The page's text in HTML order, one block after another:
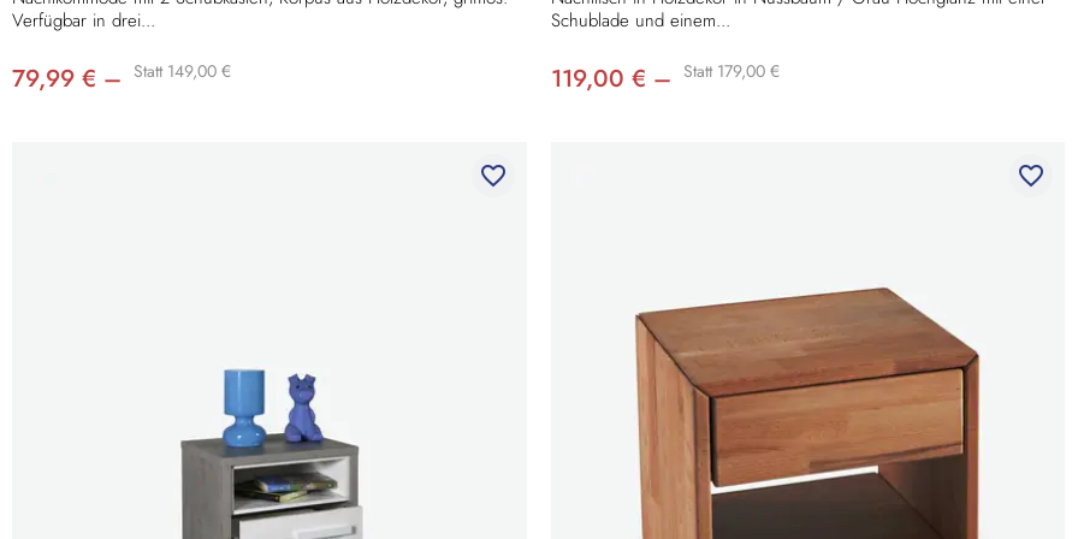
Verfügbar in drei...
79,99 € – Statt 149,00 €
Schublade und einem...
119,00 € – Statt 179,00 €
favorite_border favorite_border